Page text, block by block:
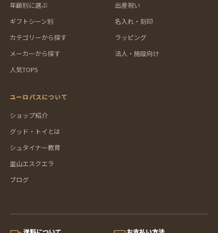
年齢別に選ぶ
ギフトシーン別
カテゴリーから探す
メーカーから探す
人気TOP5
出産祝い
名入れ・刻印
ラッピング
法人・施設向け
ユーロバスについて
ショップ紹介
グッド・トイとは
シュタイナー教育
里山エスクエラ
ブログ